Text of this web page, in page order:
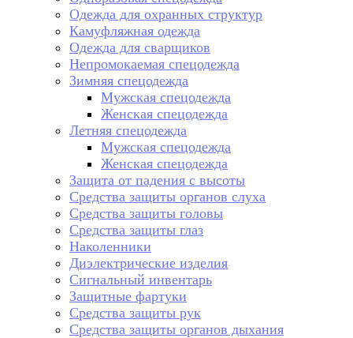
Одежда для охранных структур
Камуфляжная одежда
Одежда для сварщиков
Непромокаемая спецодежда
Зимняя спецодежда
Мужская спецодежда
Женская спецодежда
Летняя спецодежда
Мужская спецодежда
Женская спецодежда
Защита от падения с высоты
Средства защиты органов слуха
Средства защиты головы
Средства защиты глаз
Наколенники
Диэлектрические изделия
Сигнальный инвентарь
Защитные фартуки
Средства защиты рук
Средства защиты органов дыхания